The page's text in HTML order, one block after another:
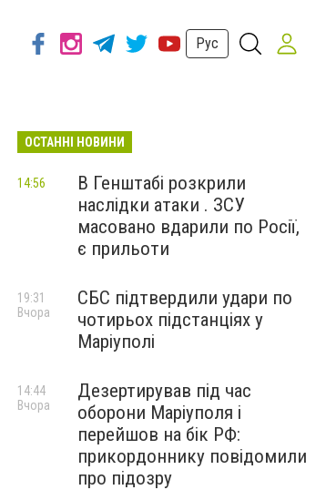
Рус
ОСТАННІ НОВИНИ
В Генштабі розкрили
наслідки атаки . ЗСУ
масовано вдарили по Росії,
є прильоти
14:56
СБС підтвердили удари по
чотирьох підстанціях у
Маріуполі
19:31
Вчора
Дезертирував під час
оборони Маріуполя і
перейшов на бік РФ:
прикордоннику повідомили
про підозру
14:44
Вчора